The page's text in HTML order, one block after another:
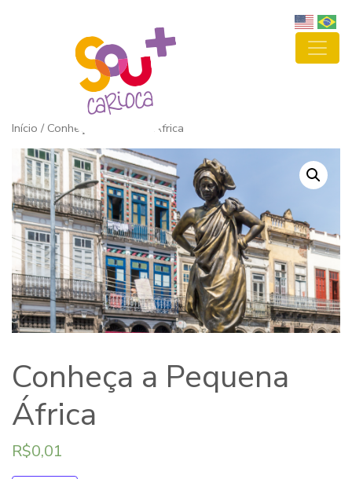
Início / Conheça a Pequena África
Conheça a Pequena
África
R$0,01